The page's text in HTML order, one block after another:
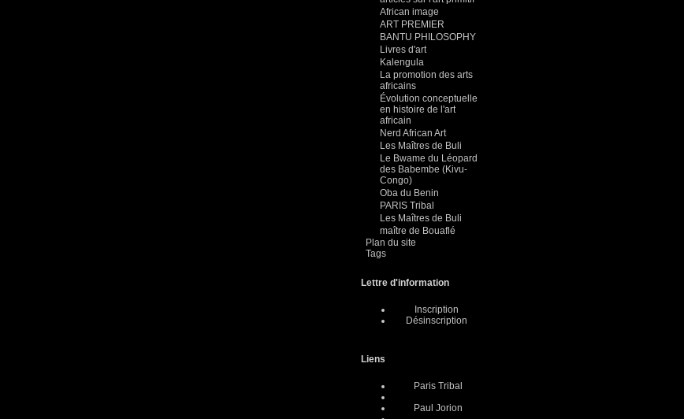
African image
ART PREMIER
BANTU PHILOSOPHY
Livres d'art
Kalengula
La promotion des arts
africains
Évolution conceptuelle
en histoire de l'art
africain
Nerd African Art
Les Maîtres de Buli
Le Bwame du Léopard
des Babembe (Kivu-
Congo)
Oba du Benin
PARIS Tribal
Les Maîtres de Buli
maître de Bouaflé
Plan du site
Tags
Lettre d'information
Inscription
Désinscription
Liens
Paris Tribal
Paul Jorion